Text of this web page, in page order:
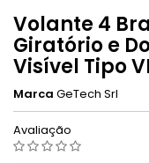
Volante 4
Giratório e
Visível Tipo
Marca GeTech Srl
Avaliação